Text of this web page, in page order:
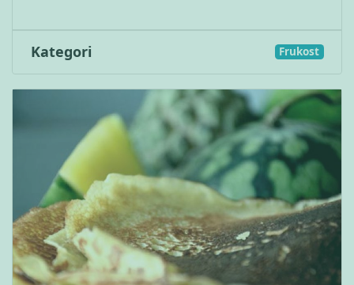
Kategori Frukost